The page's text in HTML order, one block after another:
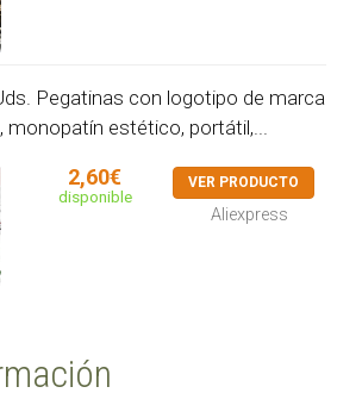
Pegatinas con logotipo de marca
monopatín estético, portátil,...
2,60€
disponible
VER PRODUCTO
Aliexpress